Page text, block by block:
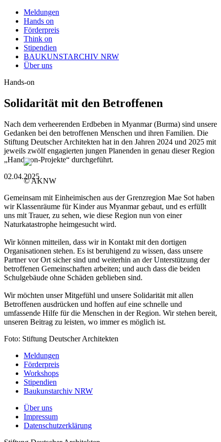
Meldungen
Hands on
Förderpreis
Think on
Stipendien
BAUKUNSTARCHIV NRW
Über uns
Hands-on
Solidarität mit den Betroffenen
Nach dem verheerenden Erdbeben in Myanmar (Burma) sind unsere
Gedanken bei den betroffenen Menschen und ihren Familien. Die
Stiftung Deutscher Architekten hat in den Jahren 2024 und 2025 mit
jeweils zwölf engagierten jungen Planenden in genau dieser Region
„Hands-on-Projekte“ durchgeführt.
02.04.2025
© AKNW
Gemeinsam mit Einheimischen aus der Grenzregion Mae Sot haben
wir Klassenräume für Kinder aus Myanmar gebaut, und es erfüllt
uns mit Trauer, zu sehen, wie diese Region nun von einer
Naturkatastrophe heimgesucht wird.
Wir können mitteilen, dass wir in Kontakt mit den dortigen
Organisationen stehen. Es ist beruhigend zu wissen, dass unsere
Partner vor Ort sicher sind und weiterhin an der Unterstützung der
betroffenen Gemeinschaften arbeiten; und auch dass die beiden
Schulgebäude ohne Schäden geblieben sind.
Wir möchten unser Mitgefühl und unsere Solidarität mit allen
Betroffenen ausdrücken und hoffen auf eine schnelle und
umfassende Hilfe für die Menschen in der Region. Wir stehen bereit,
unseren Beitrag zu leisten, wo immer es möglich ist.
Foto: Stiftung Deutscher Architekten
Meldungen
Förderpreis
Workshops
Stipendien
Baukunstarchiv NRW
Über uns
Impressum
Datenschutzerklärung